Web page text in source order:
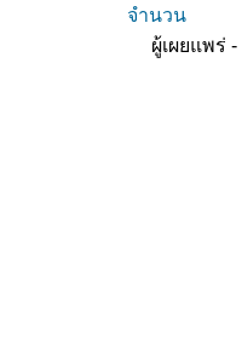
จำนวน
ผู้เผยแพร่ -